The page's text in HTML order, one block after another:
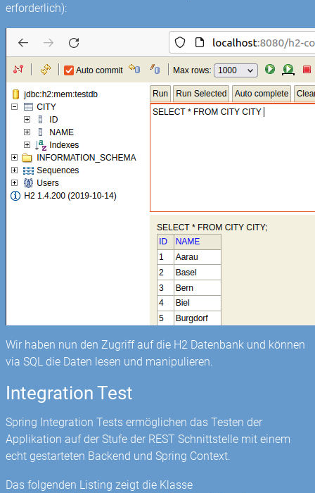
erforderlich):
Wir haben nun den Zugriff auf die H2 Datenbank und können
via SQL die Daten lesen und manipulieren.
Integration Test
Spring Integration Tests ermöglichen das Testen der
Applikation auf der Stufe der REST Schnittstelle mit einem
echt gestarteten Backend und Spring Context.
Das folgenden Listing zeigt die Klasse